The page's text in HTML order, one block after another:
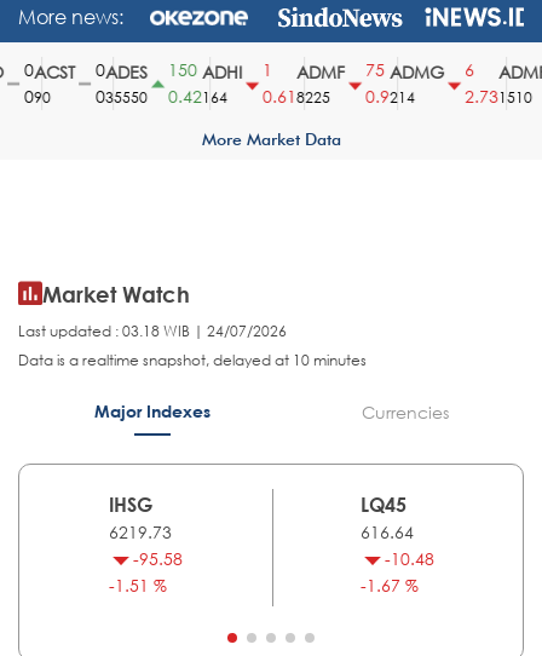
More news:
ACST
90
ADES
35550
150
0.42
ADHI
164
0.61
ADMF
8225
75
0.9
ADMG
214
2.73
ADMR
1510
More Market Data
Market Watch
Last updated : 03.18 WIB | 24/07/2026
Data is a realtime snapshot, delayed at 10 minutes
Major Indexes Currencies
IHSG
6219.73
-95.58
-1.51 %
LQ45
616.64
-10.48
-1.67 %